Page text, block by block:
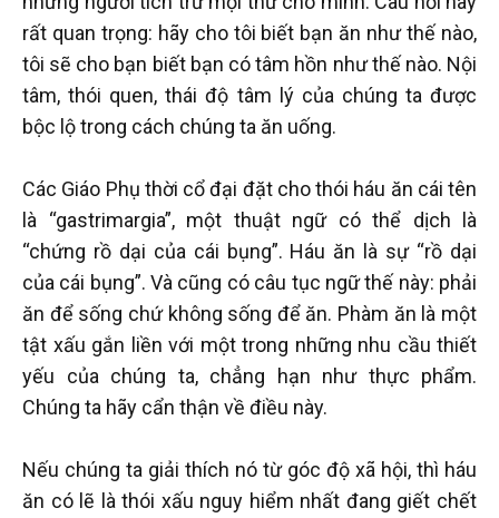
rất quan trọng: hãy cho tôi biết bạn ăn như thế nào,
tôi sẽ cho bạn biết bạn có tâm hồn như thế nào. Nội
tâm, thói quen, thái độ tâm lý của chúng ta được
bộc lộ trong cách chúng ta ăn uống.
Các Giáo Phụ thời cổ đại đặt cho thói háu ăn cái tên
là “gastrimargia”, một thuật ngữ có thể dịch là
“chứng rồ dại của cái bụng”. Háu ăn là sự “rồ dại
của cái bụng”. Và cũng có câu tục ngữ thế này: phải
ăn để sống chứ không sống để ăn. Phàm ăn là một
tật xấu gắn liền với một trong những nhu cầu thiết
yếu của chúng ta, chẳng hạn như thực phẩm.
Chúng ta hãy cẩn thận về điều này.
Nếu chúng ta giải thích nó từ góc độ xã hội, thì háu
ăn có lẽ là thói xấu nguy hiểm nhất đang giết chết